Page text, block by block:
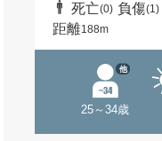
死亡(0) 負傷(1)
距離188m
25～34歳
他